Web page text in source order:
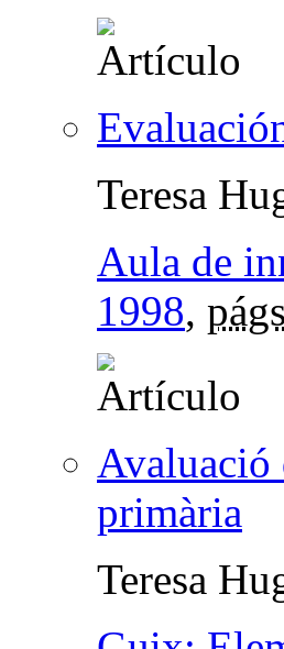
Teresa
Aula de
1998,
Avaluació
primària
Teresa